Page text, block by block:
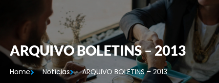
ARQUIVO BOLETINS – 2013
Home Notícias ARQUIVO BOLETINS – 2013